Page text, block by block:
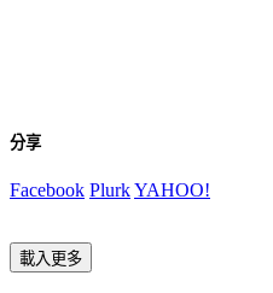
分享
Facebook PlurkYAHOO!
載入更多